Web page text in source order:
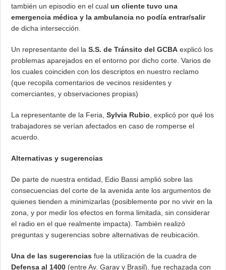
también un episodio en el cualun cliente tuvo una
emergencia médica y la ambulancia no podía entrar/salir
de dicha intersección.
Un representante del laS.S. de Tránsito del GCBA explicó los
problemas aparejados en el entorno por dicho corte. Varios de
los cuales coinciden con los descriptos en nuestro reclamo
(que recopila comentarios de vecinos residentes y
comerciantes, y observaciones propias)
La representante de la Feria,Sylvia Rubio , explicó por qué los
trabajadores se verían afectados en caso de romperse el
acuerdo.
Alternativas y sugerencias
De parte de nuestra entidad, Edio Bassi amplió sobre las
consecuencias del corte de la avenida ante los argumentos de
quienes tienden a minimizarlas (posiblemente por no vivir en la
zona, y por medir los efectos en forma limitada, sin considerar
el radio en el que realmente impacta). También realizó
preguntas y sugerencias sobre alternativas de reubicación.
Una de las sugerencias fue la utilización de la cuadra de
Defensa al 1400 (entre Av. Garay y Brasil), fue rechazada con